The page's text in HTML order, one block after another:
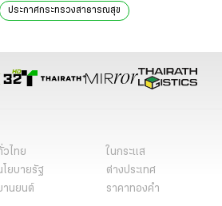
ประกาศกระทรวงสาธารณสุข
วไทย
ในกระแส
โยบายรัฐ
ต่างประเทศ
านยนต์
ราคาทองคำ